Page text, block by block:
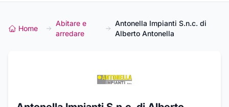
Home
Abitare e
arredare
Antonella Impianti S.n.c. di
Alberto Antonella